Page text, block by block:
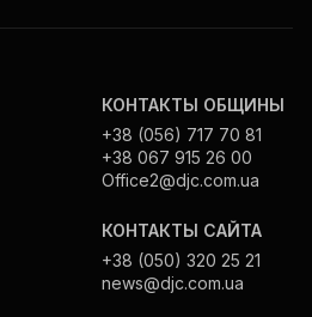
КОНТАКТЫ ОБЩИНЫ
+38 (056) 717 70 81
+38 067 915 26 00
Office2@djc.com.ua
КОНТАКТЫ САЙТА
+38 (050) 320 25 21
news@djc.com.ua